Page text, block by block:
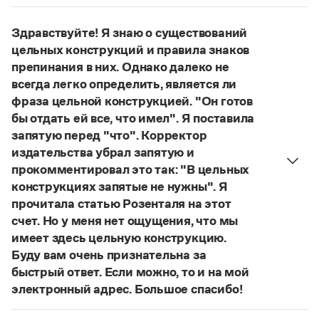
Справочники
Правила русской орфографии и пунктуации
Русский язык. Краткий теоретический курс
для школьников
Письмовник
Справочник по пунктуации
Словарь-справочник трудностей
Справочник по фразеологии
Словарь-справочник непростые слова
Все справочники портала
Журнал
Новости и события
Словарь методических терминов
Нет, не существует и не существовало. Это
Страница ответа
Здравствуйте! Я знаю о существований
цельных конструкций и правила знаков
препинания в них. Однако далеко не
всегда легко определить, является ли
фраза цельной конструкцией. "Он готов
бы отдать ей все, что имел". Я поставила
запятую перед "что". Корректор
издательства убрал запятую и
прокомментировал это так: "В цельных
конструкциях запятые не нужны". Я
прочитала статью Розенталя на этот
счет. Но у меня нет ощущения, что мы
имеет здесь цельную конструкцию.
Буду вам очень признательна за
быстрый ответ. Если можно, то и на мой
электронный адрес. Большое спасибо!
Действительно, в данном случае не приходится